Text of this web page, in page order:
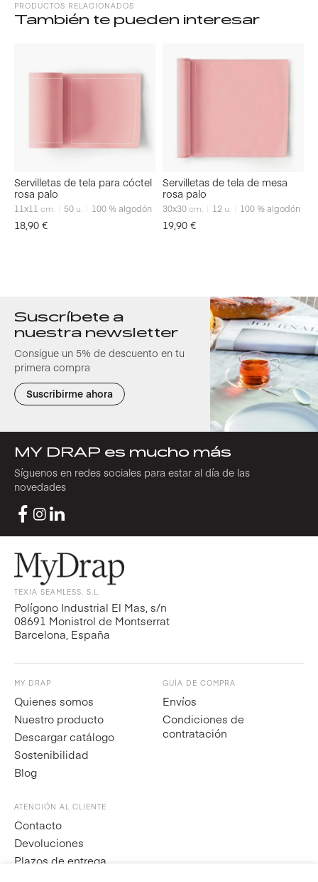
PRODUCTOS RELACIONADOS
También te pueden interesar
Servilletas de tela para cóctel
rosa palo
11x11 cm. 50 u. 100 % algodón
18,90 €
Servilletas de tela de mesa
rosa palo
30x30cm. 12 u. 100 % algodón
19,90 €
Suscríbete a
nuestra newsletter
Consigue un 5% de descuento en tu
primera compra
Suscribirme ahora
MY DRAP es mucho más
Síguenos en redes sociales para estar al día de las
novedades
TEXIA SEAMLESS, S.L.
Polígono Industrial El Mas, s/n
08691 Monistrol de Montserrat
Barcelona, España
MY DRAP
Quienes somos
Nuestro producto
Descargar catálogo
Sostenibilidad
Blog
GUÍA DE COMPRA
Envíos
Condiciones de
contratación
ATENCIÓN AL CLIENTE
Contacto
Devoluciones
Plazos de entrega